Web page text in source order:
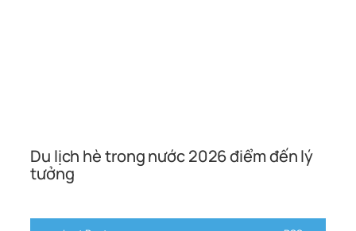
Du lịch hè trong nước 2026 điểm đến lý
tưởng